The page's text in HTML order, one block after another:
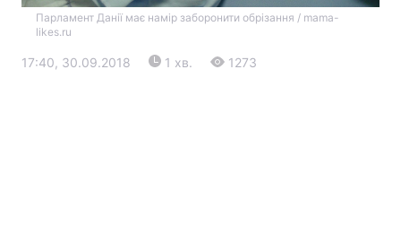
Парламент Данії має намір заборонити обрізання / mama-
likes.ru
17:40, 30.09.2018 1 хв. 1273